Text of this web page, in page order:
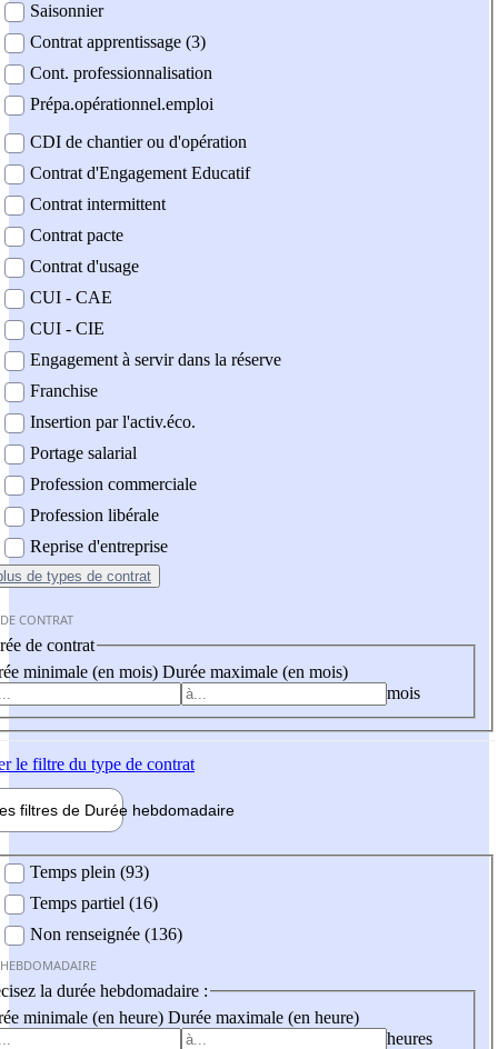
Saisonnier
Contrat apprentissage (3)
Cont. professionnalisation
Prépa.opérationnel.emploi
CDI de chantier ou d'opération
Contrat d'Engagement Educatif
Contrat intermittent
Contrat pacte
Contrat d'usage
CUI - CAE
CUI - CIE
Engagement à servir dans la réserve
Franchise
Insertion par l'activ.éco.
Portage salarial
Profession commerciale
Profession libérale
Reprise d'entreprise
de types de contrat
CONTRAT
de contrat
minimale (en mois) Durée maximale (en mois)
mois
le filtre du type de contrat
filtres de Durée hebdomadaire
Temps plein (93)
Temps partiel (16)
Non renseignée (136)
la durée hebdomadaire :
minimale (en heure) Durée maximale (en heure)
heures